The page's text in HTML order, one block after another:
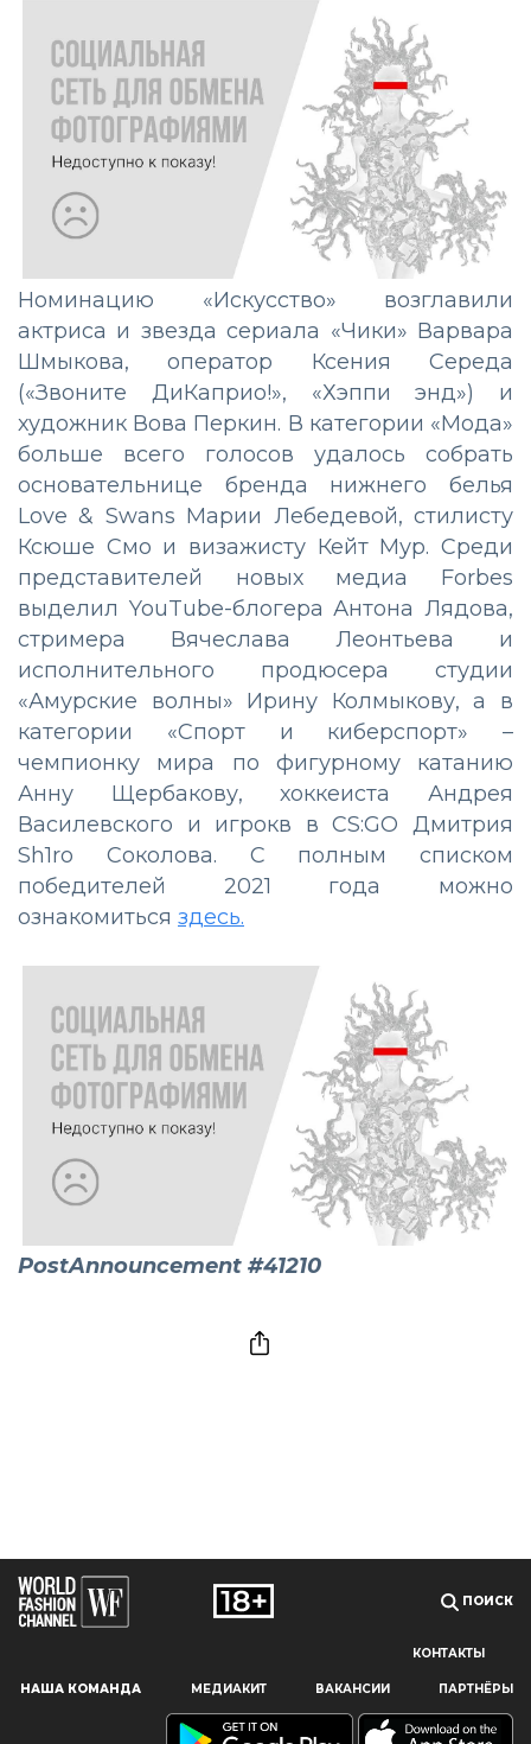
Наш сайт использует файлы cookie и похожие технологии,
пользователям, предоставляя персонализированную
Номинацию «Искусство» возглавили
актриса и звезда сериала «Чики» Варвара
Шмыкова, оператор Ксения Середа
(«Звоните ДиКаприо!», «Хэппи энд») и
художник Вова Перкин. В категории «Мода»
больше всего голосов удалось собрать
основательнице бренда нижнего белья
Love & Swans Марии Лебедевой, стилисту
Ксюше Смо и визажисту Кейт Мур. Среди
представителей новых медиа Forbes
выделил YouTube-блогера Антона Лядова,
стримера Вячеслава Леонтьева и
исполнительного продюсера студии
«Амурские волны» Ирину Колмыкову, а в
категории «Спорт и киберспорт» –
чемпионку мира по фигурному катанию
Анну Щербакову, хоккеиста Андрея
Василевского и игрокв в CS:GO Дмитрия
Sh1ro Соколова. С полным списком
победителей 2021 года можно
ознакомиться здесь.
PostAnnouncement #41210
ПОИСК
КОНТАКТЫ
НАША КОМАНДА МЕДИАКИТ ВАКАНСИИ ПАРТНЁРЫ